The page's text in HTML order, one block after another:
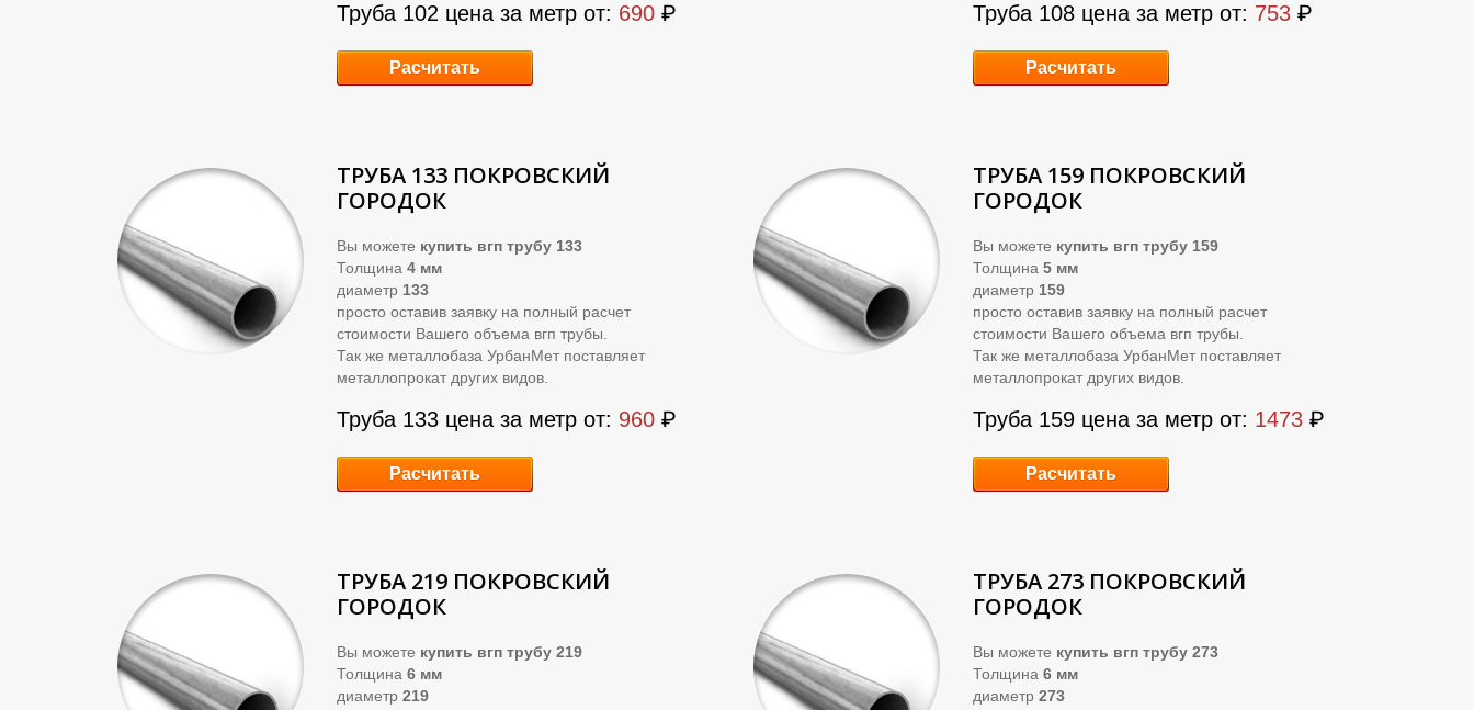
Труба 102 цена за метр от: 690 ₽
Расчитать
Труба 108 цена за метр от: 753 ₽
Расчитать
ТРУБА 133 ПОКРОВСКИЙ
ГОРОДОК
Вы можете купить вгп трубу 133
Толщина 4 мм
диаметр 133
просто оставив заявку на полный расчет
стоимости Вашего объема вгп трубы.
Так же металлобаза УрбанМет поставляет
металлопрокат других видов.
Труба 133 цена за метр от: 960 ₽
Расчитать
ТРУБА 159 ПОКРОВСКИЙ
ГОРОДОК
Вы можете купить вгп трубу 159
Толщина 5 мм
диаметр 159
просто оставив заявку на полный расчет
стоимости Вашего объема вгп трубы.
Так же металлобаза УрбанМет поставляет
металлопрокат других видов.
Труба 159 цена за метр от: 1473 ₽
Расчитать
ТРУБА 219 ПОКРОВСКИЙ
ГОРОДОК
Вы можете купить вгп трубу 219
Толщина 6 мм
диаметр 219
ТРУБА 273 ПОКРОВСКИЙ
ГОРОДОК
Вы можете купить вгп трубу 273
Толщина 6 мм
диаметр 273